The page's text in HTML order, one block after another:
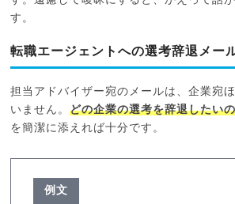
す。
転職エージェントへの選考辞退メー
担当アドバイザー宛のメールは、企業宛
いません。どの企業の選考を辞退したい
を簡潔に添えれば十分です。
例文